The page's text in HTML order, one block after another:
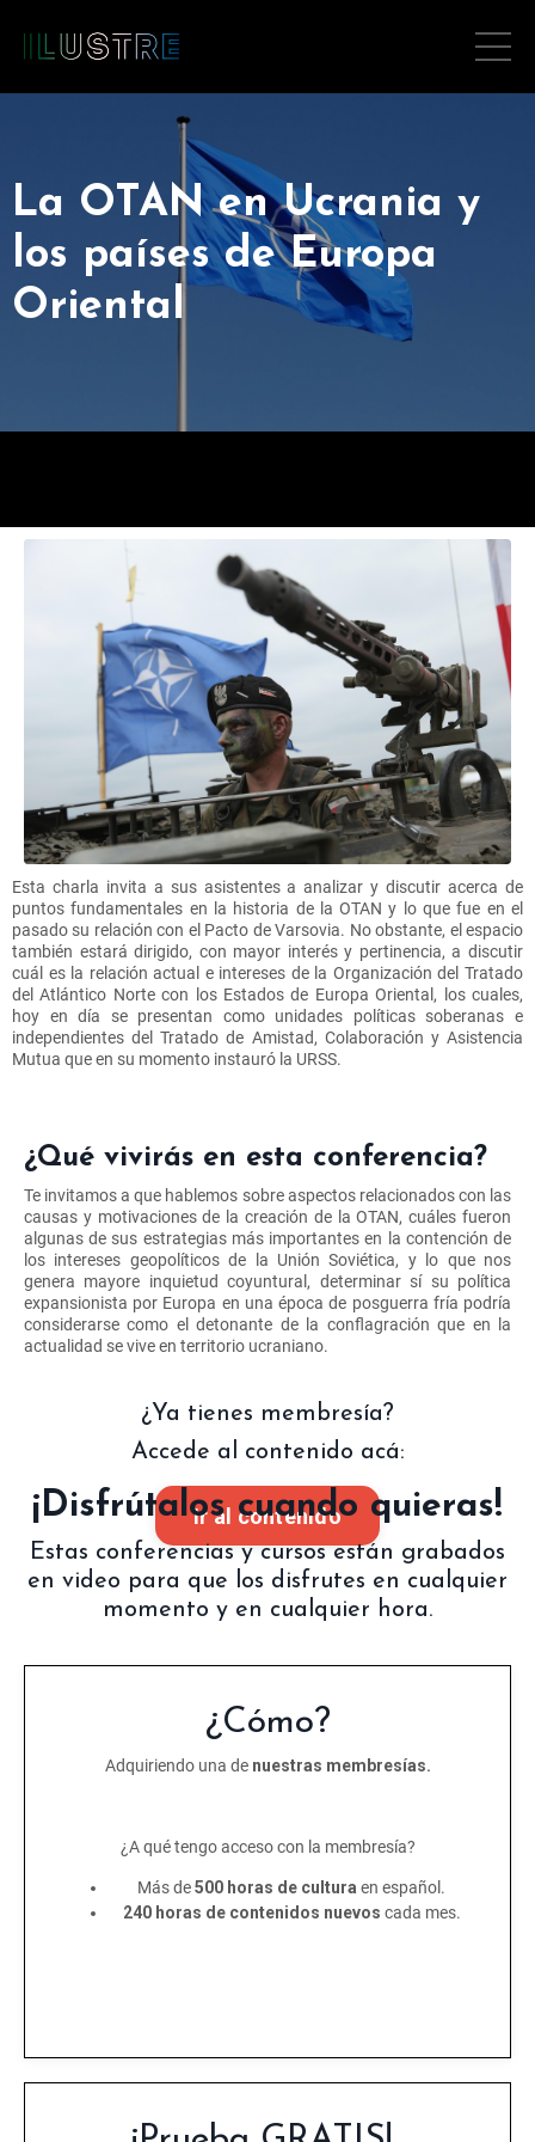
La OTAN en Ucrania y
los países de Europa
Oriental
Esta charla invita a sus asistentes a analizar y discutir acerca de
puntos fundamentales en la historia de la OTAN y lo que fue en el
pasado su relación con el Pacto de Varsovia. No obstante, el espacio
también estará dirigido, con mayor interés y pertinencia, a discutir
cuál es la relación actual e intereses de la Organización del Tratado
del Atlántico Norte con los Estados de Europa Oriental, los cuales,
hoy en día se presentan como unidades políticas soberanas e
independientes del Tratado de Amistad, Colaboración y Asistencia
Mutua que en su momento instauró la URSS.
¿Qué vivirás en esta conferencia?
Te invitamos a que hablemos sobre aspectos relacionados con las
causas y motivaciones de la creación de la OTAN, cuáles fueron
algunas de sus estrategias más importantes en la contención de
los intereses geopolíticos de la Unión Soviética, y lo que nos
genera mayore inquietud coyuntural, determinar sí su política
expansionista por Europa en una época de posguerra fría podría
considerarse como el detonante de la conflagración que en la
actualidad se vive en territorio ucraniano.
¿Ya tienes membresía?
Accede al contenido acá:
Ir al contenido
¡Disfrútalos cuando quieras!
Estas conferencias y cursos están grabados
en video para que los disfrutes en cualquier
momento y en cualquier hora.
¿Cómo?
Adquiriendo una de nuestras membresías.
¿A qué tengo acceso con la membresía?
Más de500 horas de cultura en español.
240 horas de contenidos nuevos cada mes.